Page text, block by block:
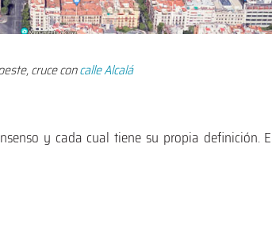
cruce concalle Alcalá
y cada cual tiene su propia definición.